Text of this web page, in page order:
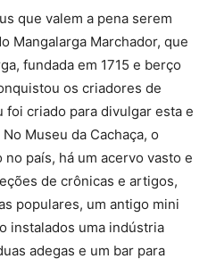
que valem a pena serem
Mangalarga Marchador, que
fundada em 1715 e berço
os criadores de
foi criado para divulgar esta e
Museu da Cachaça, o
país, há um acervo vasto e
de crônicas e artigos,
populares, um antigo mini
instalados uma indústria
adegas e um bar para